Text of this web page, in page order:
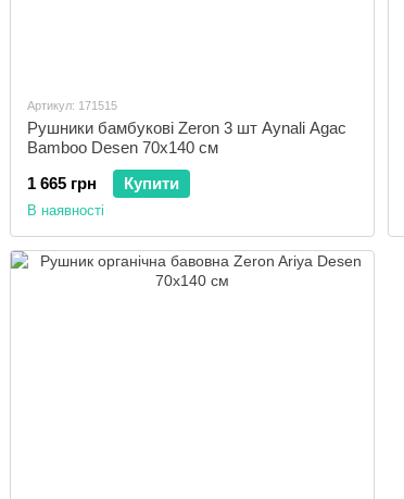
Артикул: 171515
Рушники бамбукові Zeron 3 шт Aynali Agac
Bamboo Desen 70x140 см
1 665 грн
Купити
В наявності